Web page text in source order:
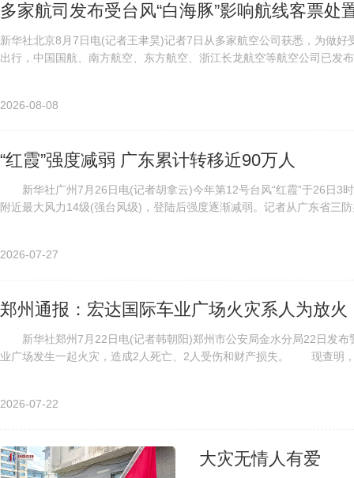
多家航司发布受台风“白海豚”影响航线客票处
新华社北京8月7日电(记者王聿昊)记者7日从多家航空公司获悉，为做
出行，中国国航、南方航空、东方航空、浙江长龙航空等航空公司已发
2026-08-08
“红霞”强度减弱 广东累计转移近90万人
新华社广州7月26日电(记者胡拿云)今年第12号台风“红霞”于26日3
附近最大风力14级(强台风级)，登陆后强度逐渐减弱。记者从广东省三
2026-07-27
郑州通报：宏达国际车业广场火灾系人为放火
新华社郑州7月22日电(记者韩朝阳)郑州市公安局金水分局22日发布
业广场发生一起火灾，造成2人死亡、2人受伤和财产损失。 现查明
2026-07-22
大灾无情人有爱